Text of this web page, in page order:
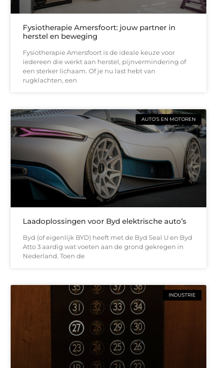
Fysiotherapie Amersfoort: jouw partner in
herstel en beweging
Fysiotherapie Amersfoort is de ideale keuze voor
iedereen die werkt aan herstel, pijnvermindering of
een sterker lichaam. Of je nu last hebt van
rugklachten, een
AUTO’S EN MOTOREN
Laadoplossingen voor Byd elektrische auto’s
Byd (of eigenlijk BYD) heeft met de Byd Seal U en Byd
Atto 3 aardig wat voeten aan de grond gekregen in
Nederland. Toen de
INDUSTRIE